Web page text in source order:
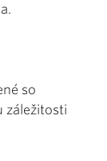
so
záležitosti